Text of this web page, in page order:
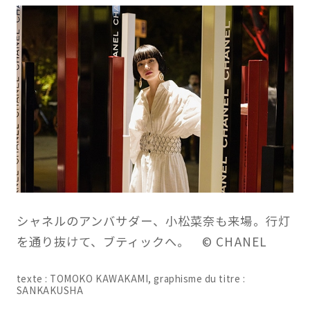
シャネルのアンバサダー、小松菜奈も来場。行灯
を通り抜けて、ブティックへ。 © CHANEL
texte : TOMOKO KAWAKAMI, graphisme du titre :
SANKAKUSHA